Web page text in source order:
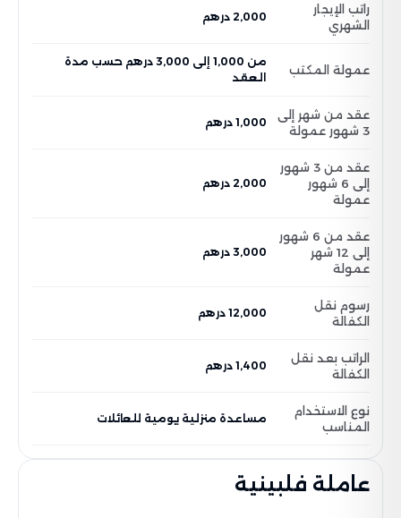
راتب الإيجار
الشهري
2,000 درهم
عمولة المكتب
من 1,000 إلى 3,000 درهم حسب مدة
العقد
عقد من شهر إلى
3 شهور عمولة
1,000 درهم
عقد من 3 شهور
إلى 6 شهور
عمولة
2,000 درهم
عقد من 6 شهور
إلى 12 شهر
عمولة
3,000 درهم
رسوم نقل
الكفالة
12,000 درهم
الراتب بعد نقل
الكفالة
1,400 درهم
نوع الاستخدام
المناسب
مساعدة منزلية يومية للعائلات
عاملة فلبينية